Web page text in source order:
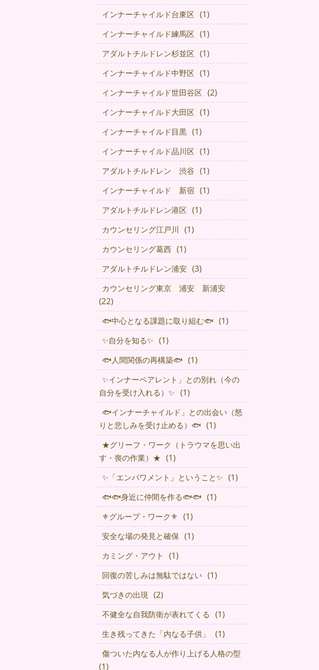
インナーチャイルド台東区 (1)
インナーチャイルド練馬区 (1)
アダルトチルドレン杉並区 (1)
インナーチャイルド中野区 (1)
インナーチャイルド世田谷区 (2)
インナーチャイルド大田区 (1)
インナーチャイルド目黒 (1)
インナーチャイルド品川区 (1)
アダルトチルドレン 渋谷 (1)
インナーチャイルド 新宿 (1)
アダルトチルドレン港区 (1)
カウンセリング江戸川 (1)
カウンセリング葛西 (1)
アダルトチルドレン浦安 (3)
カウンセリング東京 浦安 新浦安
(22)
🐟中心となる課題に取り組む🐟 (1)
✨自分を知る✨ (1)
🐟人間関係の再構築🐟 (1)
✨インナーペアレント」との別れ（今の
自分を受け入れる）✨ (1)
🐟インナーチャイルド」との出会い（怒
りと悲しみを受け止める）🐟 (1)
★グリーフ・ワーク（トラウマを思い出
す・喪の作業）★ (1)
✨「エンパワメント」ということ✨ (1)
🐟🐟身近に仲間を作る🐟🐟 (1)
⚜グループ・ワーク⚜ (1)
安全な場の発見と確保 (1)
カミング・アウト (1)
回復の苦しみは無駄ではない (1)
気づきの出現 (2)
不健全な自我防衛が表れてくる (1)
生き残ってきた「内なる子供」 (1)
傷ついた内なる人が作り上げる人格の型
(1)